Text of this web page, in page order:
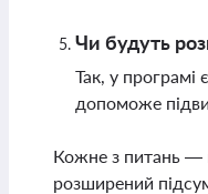
Чи будуть
Так, у програмі
допоможе
Кожне з питань —
розширений